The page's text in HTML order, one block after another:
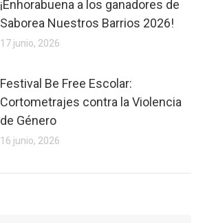
¡Enhorabuena a los ganadores de
Saborea Nuestros Barrios 2026!
17 junio, 2026
Festival Be Free Escolar:
Cortometrajes contra la Violencia
de Género
16 junio, 2026